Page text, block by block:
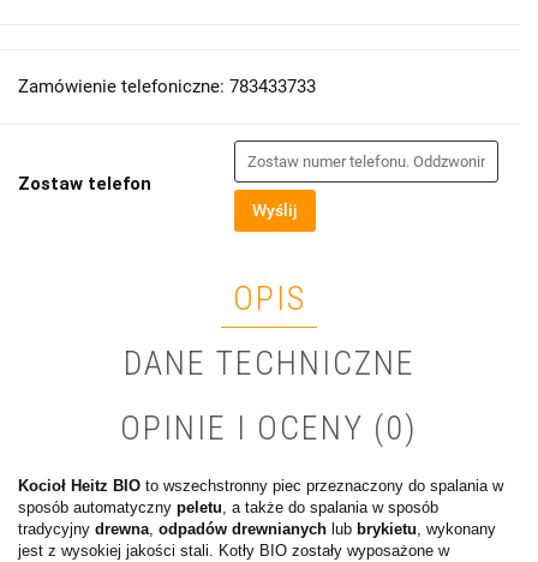
Zamówienie telefoniczne: 783433733
Zostaw telefon
Wyślij
OPIS
DANE TECHNICZNE
OPINIE I OCENY (0)
Kocioł Heitz BIO to wszechstronny piec przeznaczony do spalania w
sposób automatyczny peletu, a także do spalania w sposób
tradycyjny drewna, odpadów drewnianych lub brykietu, wykonany
jest z wysokiej jakości stali. Kotły BIO zostały wyposażone w